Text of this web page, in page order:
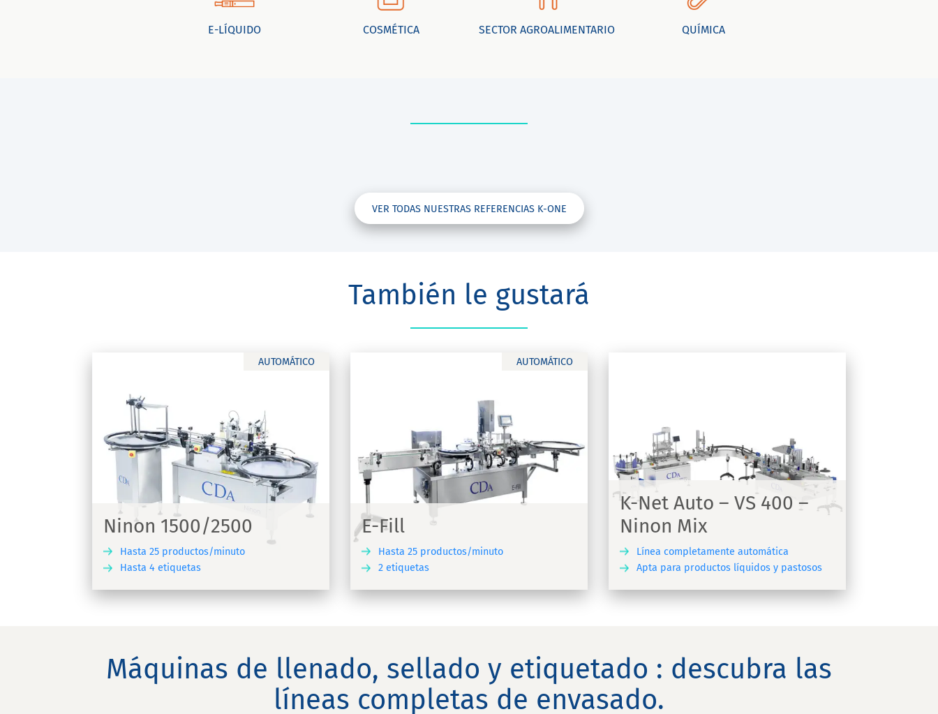
E-LÍQUIDO COSMÉTICA SECTOR AGROALIMENTARIO QUÍMICA
VER TODAS NUESTRAS REFERENCIAS K-ONE
También le gustará
AUTOMÁTICO
Ninon 1500/2500
Hasta 25 productos/minuto
Hasta 4 etiquetas
AUTOMÁTICO
E-Fill
Hasta 25 productos/minuto
2 etiquetas
E-Fill
Máquina automática de llenado,
atornillado y etiquetado de viales
K-Net Auto – VS 400 –
Ninon Mix
Línea completamente automática
Apta para productos líquidos y pastosos
K-Net Auto – VS 400 –
Ninon Mix
Llenadora K-Net Auto, taponadora VS 400
Máquinas de llenado, sellado y etiquetado : descubra las
líneas completas de envasado.